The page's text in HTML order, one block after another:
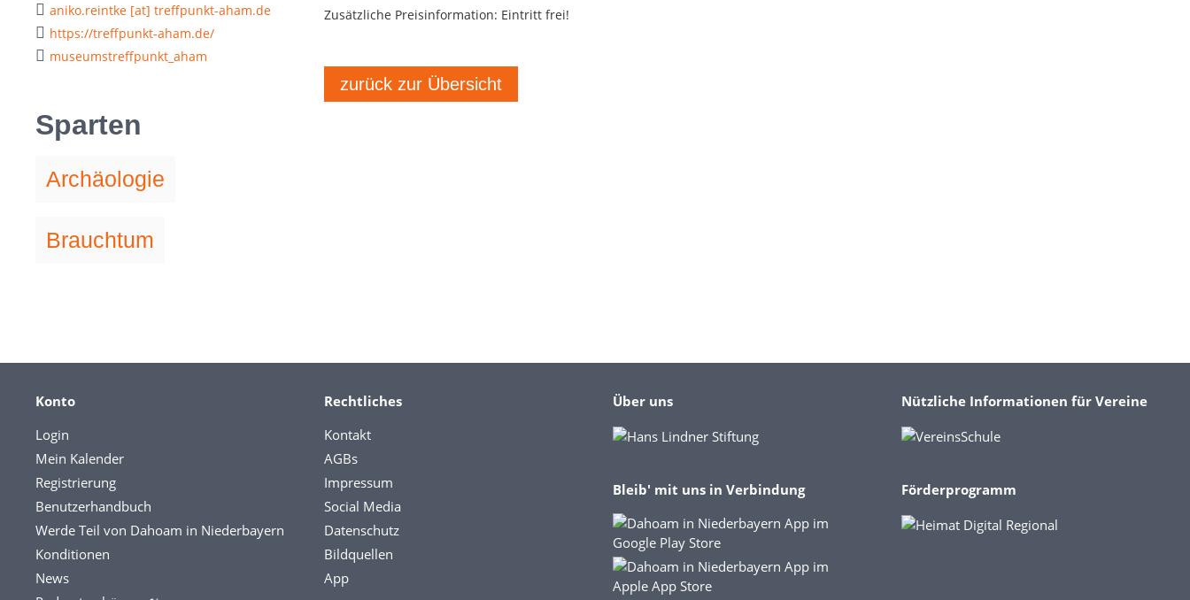
aniko.reintke [at] treffpunkt-aham.de
https://treffpunkt-aham.de/
museumstreffpunkt_aham
Sparten
Archäologie
Brauchtum
Zusätzliche Preisinformation: Eintritt frei!
zurück zur Übersicht
Konto
Login
Mein Kalender
Registrierung
Benutzerhandbuch
Werde Teil von Dahoam in Niederbayern
Konditionen
News
Rechtliches
Kontakt
AGBs
Impressum
Social Media
Datenschutz
Bildquellen
App
Über uns
Bleib' mit uns in Verbindung
Nützliche Informationen für Vereine
Förderprogramm